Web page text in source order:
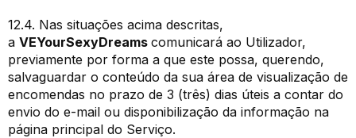
12.4. Nas situações acima descritas,
a VEYourSexyDreams comunicará ao Utilizador,
previamente por forma a que este possa, querendo,
salvaguardar o conteúdo da sua área de visualização de
encomendas no prazo de 3 (três) dias úteis a contar do
envio do e-mail ou disponibilização da informação na
página principal do Serviço.